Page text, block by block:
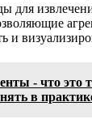
для
и
- что это
в